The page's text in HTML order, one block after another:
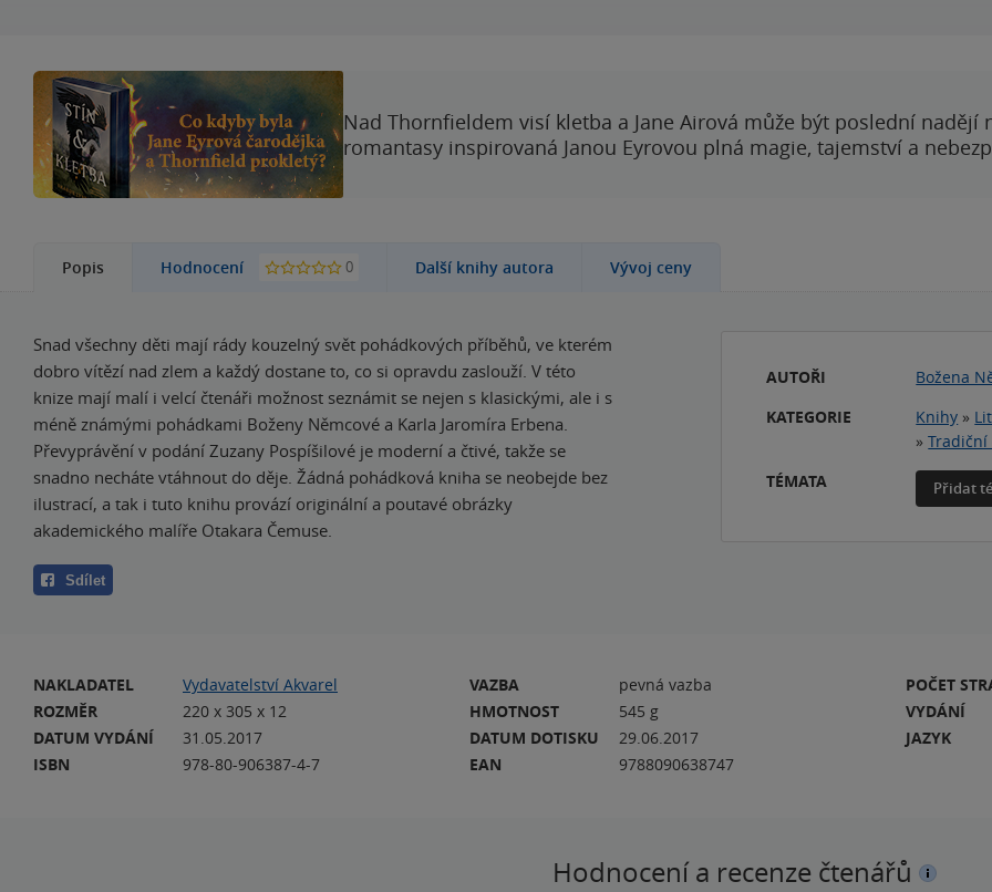
Nad Thornfieldem visí kletba a Jane Airová může být poslední nadějí
romantasy inspirovaná Janou Eyrovou plná magie, tajemství a
Popis Hodnocení 0 Další knihy autora Vývoj ceny
Snad všechny děti mají rády kouzelný svět pohádkových příběhů, ve kterém
dobro vítězí nad zlem a každý dostane to, co si opravdu zaslouží. V této
knize mají malí i velcí čtenáři možnost seznámit se nejen s klasickými, ale i s
méně známými pohádkami Boženy Němcové a Karla Jaromíra Erbena.
Převyprávění v podání Zuzany Pospíšilové je moderní a čtivé, takže se
snadno necháte vtáhnout do děje. Žádná pohádková kniha se neobejde bez
ilustrací, a tak i tuto knihu provází originální a poutavé obrázky
akademického malíře Otakara Čemuse.
Sdílet
AUTOŘI Božena
KATEGORIE
Knihy »
»Tradiční
TÉMATA
Přidat
NAKLADATEL
Vydavatelství Akvarel
ROZMĚR
220 x 305 x 12
DATUM VYDÁNÍ
31.05.2017
ISBN
978-80-906387-4-7
VAZBA
pevná vazba
HMOTNOST
545 g
DATUM DOTISKU
29.06.2017
EAN
9788090638747
POČET
VYDÁNÍ
JAZYK
Hodnocení a recenze čtenářů